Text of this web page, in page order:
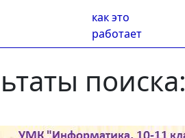
как это
работает
поиска: